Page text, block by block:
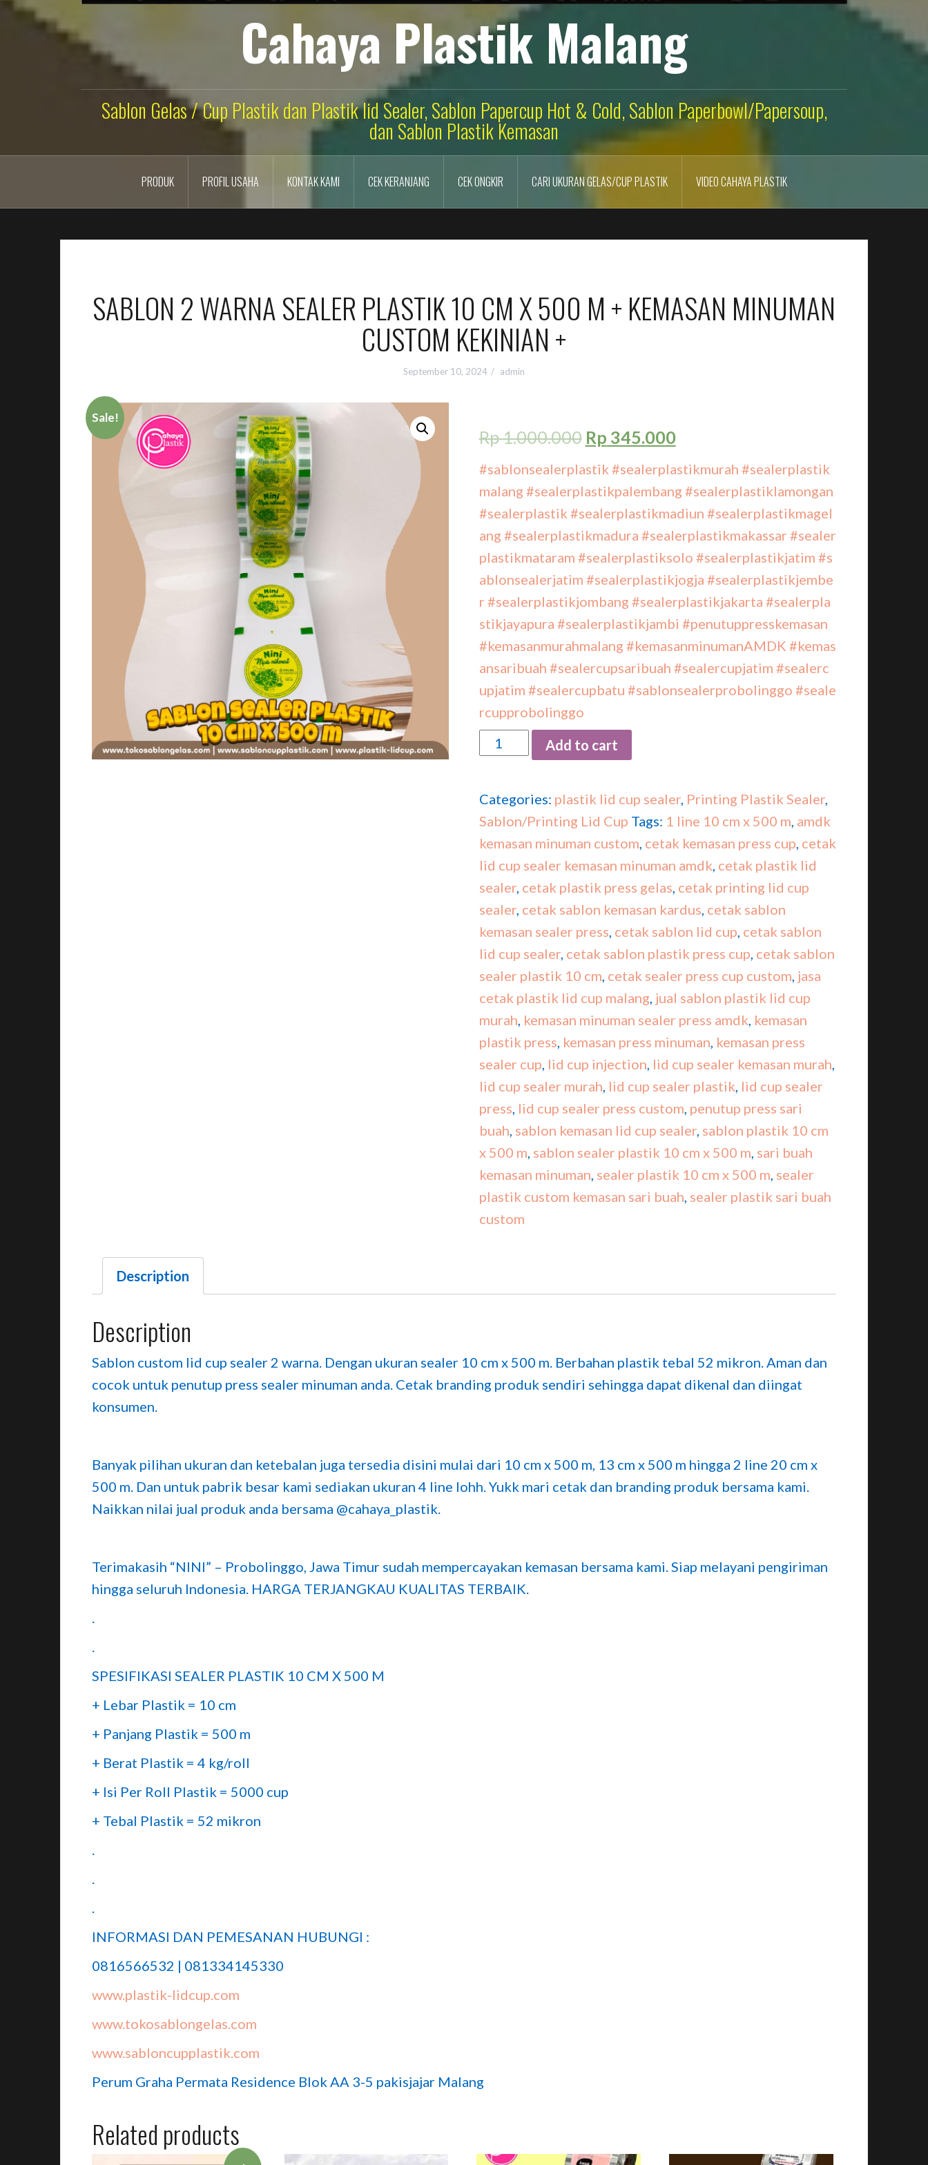
Cahaya Plastik Malang
Sablon Gelas / Cup Plastik dan Plastik lid Sealer, Sablon Papercup Hot & Cold, Sablon Paperbowl/Papersoup,
dan Sablon Plastik Kemasan
PRODUK PROFIL USAHA KONTAK KAMI CEK KERANJANG CEK ONGKIR CARI UKURAN GELAS/CUP PLASTIK VIDEO CAHAYA PLASTIK
SABLON 2 WARNA SEALER PLASTIK 10 CM X 500 M + KEMASAN MINUMAN
CUSTOM KEKINIAN +
September 10, 2024 admin
Sale!
Rp1.000.000 Rp 345.000
#sablonsealerplastik #sealerplastikmurah #sealerplastik
malang #sealerplastikpalembang #sealerplastiklamongan
#sealerplastik #sealerplastikmadiun #sealerplastikmagel
ang #sealerplastikmadura #sealerplastikmakassar #sealer
plastikmataram #sealerplastiksolo #sealerplastikjatim #s
ablonsealerjatim #sealerplastikjogja #sealerplastikjembe
r #sealerplastikjombang #sealerplastikjakarta #sealerpla
stikjayapura #sealerplastikjambi #penutuppresskemasan
#kemasanmurahmalang #kemasanminumanAMDK #kemas
ansaribuah #sealercupsaribuah #sealercupjatim #sealerc
upjatim #sealercupbatu #sablonsealerprobolinggo #seale
rcupprobolinggo
Quantity
Add to cart
Categories: plastik lid cup sealer, Printing Plastik Sealer,
Sablon/Printing Lid Cup Tags: 1 line 10 cm x 500 m, amdk
kemasan minuman custom, cetak kemasan press cup, cetak
lid cup sealer kemasan minuman amdk, cetak plastik lid
sealer, cetak plastik press gelas, cetak printing lid cup
sealer, cetak sablon kemasan kardus, cetak sablon
kemasan sealer press, cetak sablon lid cup, cetak sablon
lid cup sealer, cetak sablon plastik press cup, cetak sablon
sealer plastik 10 cm, cetak sealer press cup custom, jasa
cetak plastik lid cup malang, jual sablon plastik lid cup
murah, kemasan minuman sealer press amdk, kemasan
plastik press, kemasan press minuman, kemasan press
sealer cup, lid cup injection, lid cup sealer kemasan murah,
lid cup sealer murah, lid cup sealer plastik, lid cup sealer
press, lid cup sealer press custom, penutup press sari
buah, sablon kemasan lid cup sealer, sablon plastik 10 cm
x 500 m, sablon sealer plastik 10 cm x 500 m, sari buah
kemasan minuman, sealer plastik 10 cm x 500 m, sealer
plastik custom kemasan sari buah, sealer plastik sari buah
custom
Description
Description
Sablon custom lid cup sealer 2 warna. Dengan ukuran sealer 10 cm x 500 m. Berbahan plastik tebal 52 mikron. Aman dan
cocok untuk penutup press sealer minuman anda. Cetak branding produk sendiri sehingga dapat dikenal dan diingat
konsumen.
Banyak pilihan ukuran dan ketebalan juga tersedia disini mulai dari 10 cm x 500 m, 13 cm x 500 m hingga 2 line 20 cm x
500 m. Dan untuk pabrik besar kami sediakan ukuran 4 line lohh. Yukk mari cetak dan branding produk bersama kami.
Naikkan nilai jual produk anda bersama @cahaya_plastik.
Terimakasih “NINI” – Probolinggo, Jawa Timur sudah mempercayakan kemasan bersama kami. Siap melayani pengiriman
hingga seluruh Indonesia. HARGA TERJANGKAU KUALITAS TERBAIK.
SPESIFIKASI SEALER PLASTIK 10 CM X 500 M
+ Lebar Plastik = 10 cm
+ Panjang Plastik = 500 m
+ Berat Plastik = 4 kg/roll
+ Isi Per Roll Plastik = 5000 cup
+ Tebal Plastik = 52 mikron
INFORMASI DAN PEMESANAN HUBUNGI :
0816566532 | 081334145330
www.plastik-lidcup.com
www.tokosablongelas.com
www.sabloncupplastik.com
Perum Graha Permata Residence Blok AA 3-5 pakisjajar Malang
Related products